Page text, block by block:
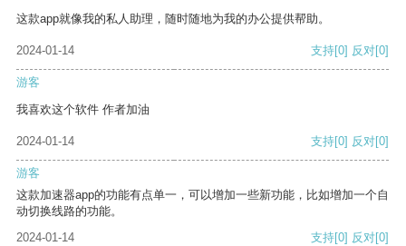
这款app就像我的私人助理，随时随地为我的办公提供帮助。
2024-01-14 支持[0] 反对[0]
游客
我喜欢这个软件 作者加油
2024-01-14 支持[0] 反对[0]
游客
这款加速器app的功能有点单一，可以增加一些新功能，比如增加一个自
动切换线路的功能。
2024-01-14
支持[0] 反对[0]